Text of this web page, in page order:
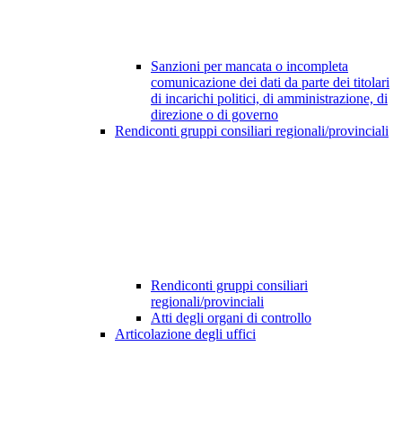
Sanzioni per mancata o incompleta
comunicazione dei dati da parte dei titolari
di incarichi politici, di amministrazione, di
direzione o di governo
Rendiconti gruppi consiliari regionali/provinciali
Rendiconti gruppi consiliari
regionali/provinciali
Atti degli organi di controllo
Articolazione degli uffici